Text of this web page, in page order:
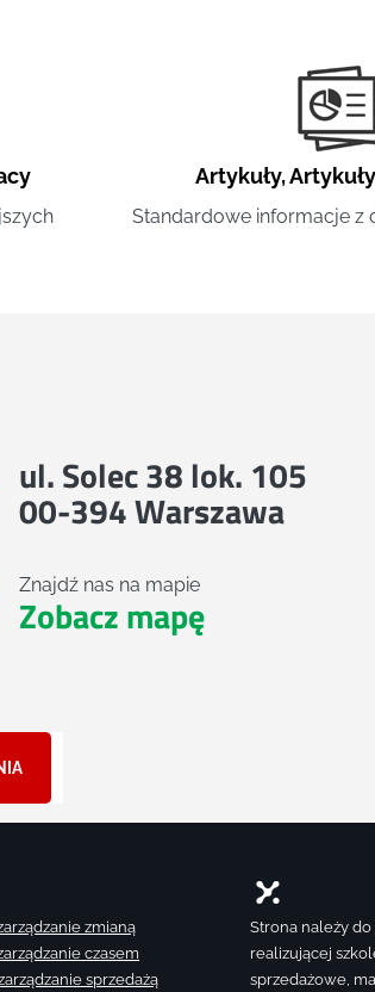
Artykuły,
Standardowe informacje z
ul. Solec 38 lok. 105
00-394 Warszawa
Znajdź nas na mapie
Zobacz mapę
zmianą
czasem
sprzedażą
Strona należy
realizującej
sprzedażowe,